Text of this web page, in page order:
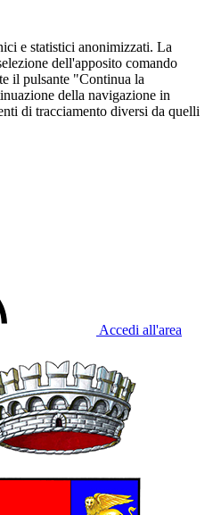
e statistici anonimizzati. La
dell'apposito comando
il pulsante "Continua la
della navigazione in
di tracciamento diversi da quelli
Accedi all'area